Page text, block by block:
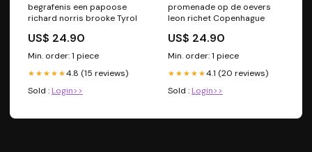
begrafenis een papoose
richard norris brooke Tyrol
US$ 24.90
Min. order: 1 piece
★★★★★4.8 (15 reviews)
Sold : Login>>
promenade op de oevers
leon richet Copenhague
US$ 24.90
Min. order: 1 piece
★★★★★4.1 (20 reviews)
Sold : Login>>